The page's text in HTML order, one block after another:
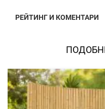
РЕЙТИНГ И КОМЕНТАРИ